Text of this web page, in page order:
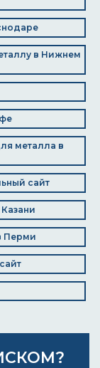
в Нижнем
металла в
сайт
Перми